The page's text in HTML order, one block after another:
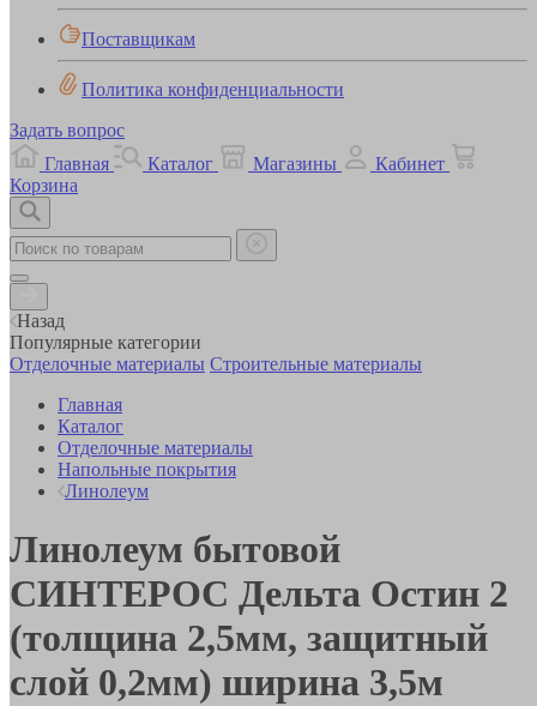
Поставщикам
Политика конфиденциальности
Задать вопрос
Главная
Каталог Магазины
Кабинет
Корзина
Назад
Популярные категории
Отделочные материалы Строительные материалы
Главная
Каталог
Отделочные материалы
Напольные покрытия
Линолеум
Линолеум бытовой
СИНТЕРОС Дельта Остин 2
(толщина 2,5мм, защитный
слой 0,2мм) ширина 3,5м